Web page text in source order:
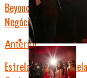
Beyoncé e Jay-Z: O
Negócios
Anterior
Estrela do Pop